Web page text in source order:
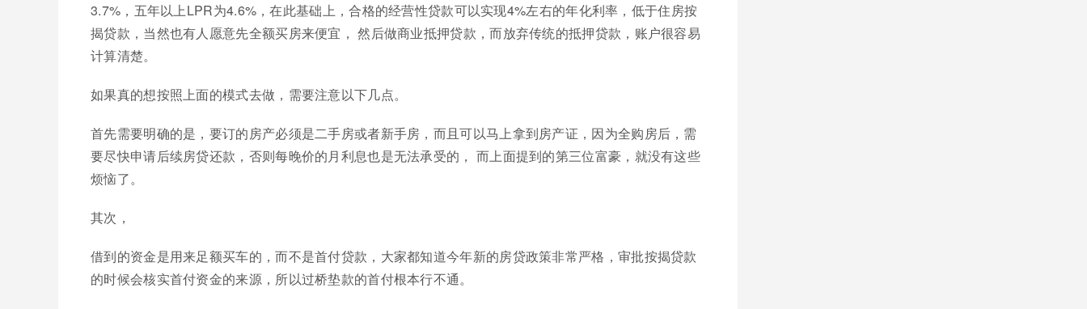
3.7%，五年以上LPR为4.6%，在此基础上，合格的经营性贷款可以实现4%左右的年化利率，低于住房按
揭贷款，当然也有人愿意先全额买房来便宜， 然后做商业抵押贷款，而放弃传统的抵押贷款，账户很容易
计算清楚。
如果真的想按照上面的模式去做，需要注意以下几点。
首先需要明确的是，要订的房产必须是二手房或者新手房，而且可以马上拿到房产证，因为全购房后，需
要尽快申请后续房贷还款，否则每晚价的月利息也是无法承受的， 而上面提到的第三位富豪，就没有这些
烦恼了。
其次，
借到的资金是用来足额买车的，而不是首付贷款，大家都知道今年新的房贷政策非常严格，审批按揭贷款
的时候会核实首付资金的来源，所以过桥垫款的首付根本行不通。